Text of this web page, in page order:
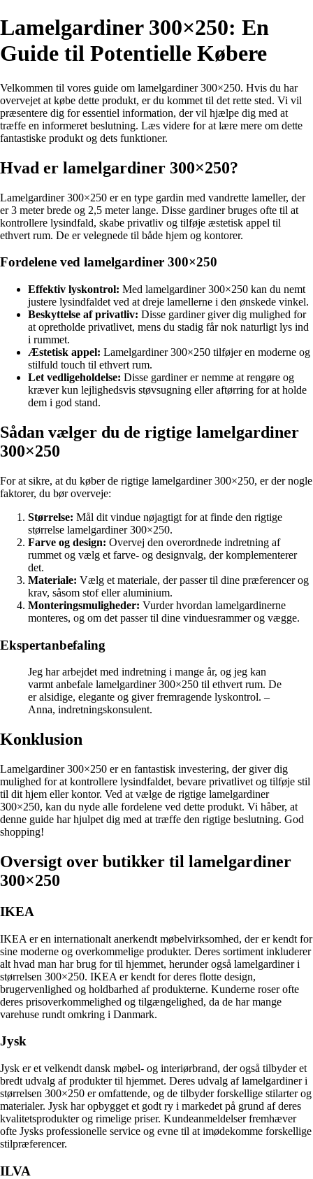
Lamelgardiner 300×250: En
Guide til Potentielle Købere
Velkommen til vores guide om lamelgardiner 300×250. Hvis du har
overvejet at købe dette produkt, er du kommet til det rette sted. Vi vil
præsentere dig for essentiel information, der vil hjælpe dig med at
træffe en informeret beslutning. Læs videre for at lære mere om dette
fantastiske produkt og dets funktioner.
Hvad er lamelgardiner 300×250?
Lamelgardiner 300×250 er en type gardin med vandrette lameller, der
er 3 meter brede og 2,5 meter lange. Disse gardiner bruges ofte til at
kontrollere lysindfald, skabe privatliv og tilføje æstetisk appel til
ethvert rum. De er velegnede til både hjem og kontorer.
Fordelene ved lamelgardiner 300×250
Effektiv lyskontrol: Med lamelgardiner 300×250 kan du nemt
justere lysindfaldet ved at dreje lamellerne i den ønskede vinkel.
Beskyttelse af privatliv: Disse gardiner giver dig mulighed for
at opretholde privatlivet, mens du stadig får nok naturligt lys ind
i rummet.
Æstetisk appel: Lamelgardiner 300×250 tilføjer en moderne og
stilfuld touch til ethvert rum.
Let vedligeholdelse: Disse gardiner er nemme at rengøre og
kræver kun lejlighedsvis støvsugning eller aftørring for at holde
dem i god stand.
Sådan vælger du de rigtige lamelgardiner
300×250
For at sikre, at du køber de rigtige lamelgardiner 300×250, er der nogle
faktorer, du bør overveje:
Størrelse: Mål dit vindue nøjagtigt for at finde den rigtige
størrelse lamelgardiner 300×250.
Farve og design: Overvej den overordnede indretning af
rummet og vælg et farve- og designvalg, der komplementerer
det.
Materiale: Vælg et materiale, der passer til dine præferencer og
krav, såsom stof eller aluminium.
Monteringsmuligheder: Vurder hvordan lamelgardinerne
monteres, og om det passer til dine vinduesrammer og vægge.
Ekspertanbefaling
Jeg har arbejdet med indretning i mange år, og jeg kan
varmt anbefale lamelgardiner 300×250 til ethvert rum. De
er alsidige, elegante og giver fremragende lyskontrol. –
Anna, indretningskonsulent.
Konklusion
Lamelgardiner 300×250 er en fantastisk investering, der giver dig
mulighed for at kontrollere lysindfaldet, bevare privatlivet og tilføje stil
til dit hjem eller kontor. Ved at vælge de rigtige lamelgardiner
300×250, kan du nyde alle fordelene ved dette produkt. Vi håber, at
denne guide har hjulpet dig med at træffe den rigtige beslutning. God
shopping!
Oversigt over butikker til lamelgardiner
300×250
IKEA
IKEA er en internationalt anerkendt møbelvirksomhed, der er kendt for
sine moderne og overkommelige produkter. Deres sortiment inkluderer
alt hvad man har brug for til hjemmet, herunder også lamelgardiner i
størrelsen 300×250. IKEA er kendt for deres flotte design,
brugervenlighed og holdbarhed af produkterne. Kunderne roser ofte
deres prisoverkommelighed og tilgængelighed, da de har mange
varehuse rundt omkring i Danmark.
Jysk
Jysk er et velkendt dansk møbel- og interiørbrand, der også tilbyder et
bredt udvalg af produkter til hjemmet. Deres udvalg af lamelgardiner i
størrelsen 300×250 er omfattende, og de tilbyder forskellige stilarter og
materialer. Jysk har opbygget et godt ry i markedet på grund af deres
kvalitetsprodukter og rimelige priser. Kundeanmeldelser fremhæver
ofte Jysks professionelle service og evne til at imødekomme forskellige
stilpræferencer.
ILVA